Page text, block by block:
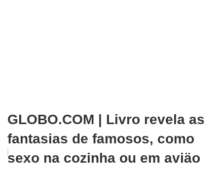
GLOBO.COM | Livro revela as
fantasias de famosos, como
sexo na cozinha ou em aviäo